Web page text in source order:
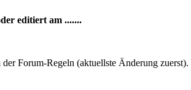
editiert am .......
Forum-Regeln (aktuellste Änderung zuerst).